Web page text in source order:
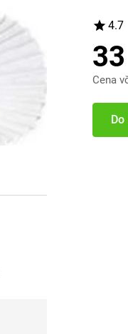
4.7
Cena